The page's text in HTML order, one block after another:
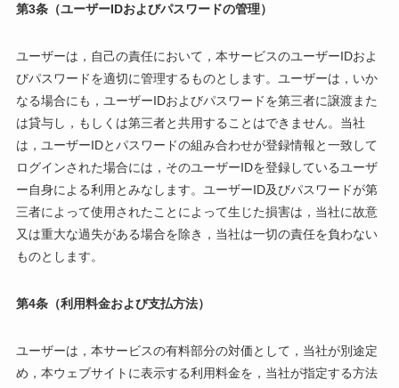
第3条（ユーザーIDおよびパスワードの管理）
ユーザーは，自己の責任において，本サービスのユーザーIDおよ
びパスワードを適切に管理するものとします。ユーザーは，いか
なる場合にも，ユーザーIDおよびパスワードを第三者に譲渡また
は貸与し，もしくは第三者と共用することはできません。当社
は，ユーザーIDとパスワードの組み合わせが登録情報と一致して
ログインされた場合には，そのユーザーIDを登録しているユーザ
ー自身による利用とみなします。ユーザーID及びパスワードが第
三者によって使用されたことによって生じた損害は，当社に故意
又は重大な過失がある場合を除き，当社は一切の責任を負わない
ものとします。
第4条（利用料金および支払方法）
ユーザーは，本サービスの有料部分の対価として，当社が別途定
め，本ウェブサイトに表示する利用料金を，当社が指定する方法